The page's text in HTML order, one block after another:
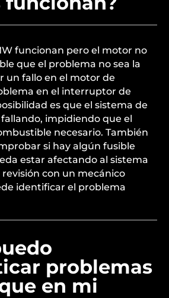
funcionan pero el motor no
que el problema no sea la
un fallo en el motor de
en el interruptor de
es que el sistema de
impidiendo que el
necesario. También
si hay algún fusible
estar afectando al sistema
con un mecánico
identificar el problema
problemas
en mi